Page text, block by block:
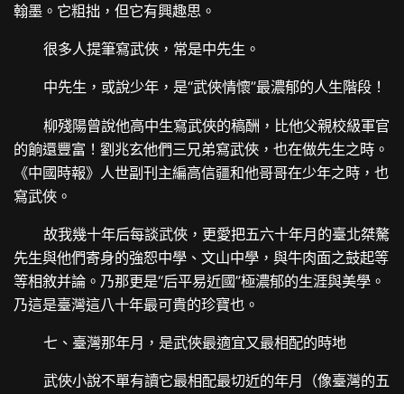
翰墨。它粗拙，但它有興趣思。
很多人提筆寫武俠，常是中先生。
中先生，或說少年，是“武俠情懷”最濃郁的人生階段！
柳殘陽曾說他高中生寫武俠的稿酬，比他父親校級軍官
的餉還豐富！劉兆玄他們三兄弟寫武俠，也在做先生之時。
《中國時報》人世副刊主編高信疆和他哥哥在少年之時，也
寫武俠。
故我幾十年后每談武俠，更愛把五六十年月的臺北桀驁
先生與他們寄身的強恕中學、文山中學，與牛肉面之鼓起等
等相敘并論。乃那更是“后平易近國”極濃郁的生涯與美學。
乃這是臺灣這八十年最可貴的珍寶也。
七、臺灣那年月，是武俠最適宜又最相配的時地
武俠小說不單有讀它最相配最切近的年月（像臺灣的五